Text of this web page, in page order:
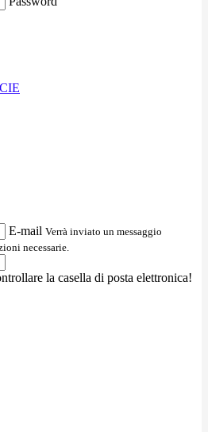
E-mail Verrà inviato un messaggio
necessarie.
la casella di posta elettronica!